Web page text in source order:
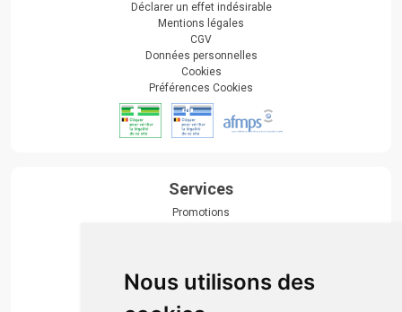
Nous utilisons des
Déclarer un effet indésirable
Mentions légales
CGV
Données personnelles
Cookies
Préférences Cookies
Services
Promotions
Actualités & conseils
Événements